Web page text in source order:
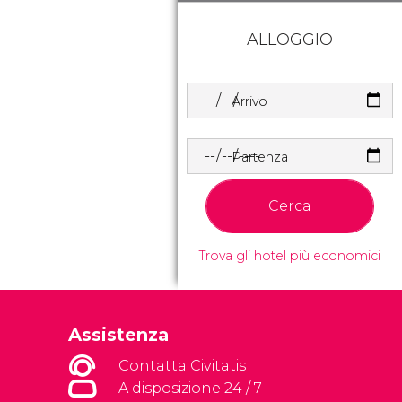
ALLOGGIO
Arrivo
Partenza
Cerca
Trova gli hotel più economici
Assistenza
Contatta Civitatis
A disposizione 24 / 7